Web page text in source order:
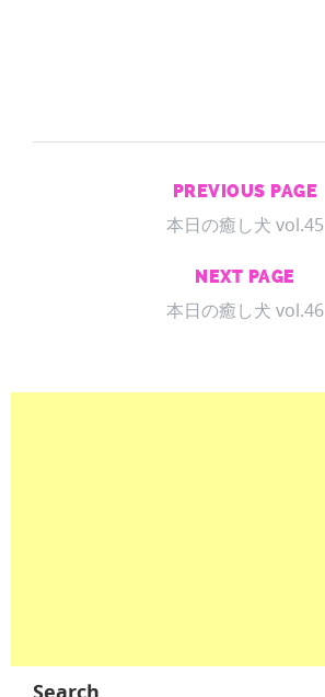
PREVIOUS PAGE
本日の癒し犬 vol.45
NEXT PAGE
本日の癒し犬 vol.46